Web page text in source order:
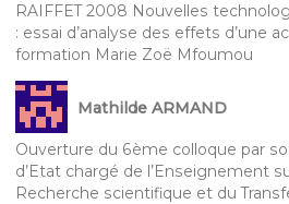
RAIFFET 2008 Nouvelles
: essai d’analyse des effets d’une
formation Marie Zoë Mfoumou
Mathilde ARMAND
Ouverture du 6ème colloque par
d’Etat chargé de l’Enseignement
Recherche scientifique et du